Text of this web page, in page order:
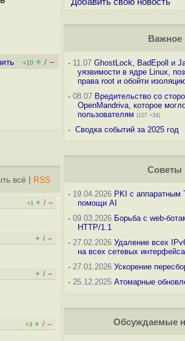
+10 + / –
всё RSS
+1 + / –
+ / –
+ / –
+3 + / –
Важное
-11.07 GhostLock, BadEpoll и
уязвимости в ядре Linux,
права root и обойти
-08.07 Вредительство со
OpenMandriva, которое
пользователям (107 +34)
- Сводка событий за 2025 год
Советы
-19.04.2026 PKI с аппаратным
помощи AI
-09.03.2026 Борьба с web-
HTTP/1.1
-27.02.2026 Удаление всех
на всех сетевых
-27.01.2026 Ускорение
-25.12.2025 Атомарные
Обсуждаемые